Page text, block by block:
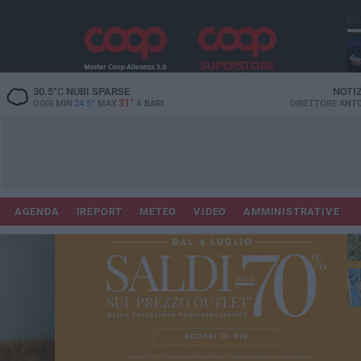
30.5°CNUBI SPARSE
OGGI MIN 24.5° MAX 31° A BARI DIRETTORE
AGENDA IREPORT METEO VIDEO AMMINISTRATIVE